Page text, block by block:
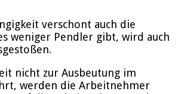
verschont auch die
weniger Pendler gibt, wird auch
nicht zur Ausbeutung im
werden die Arbeitnehmer